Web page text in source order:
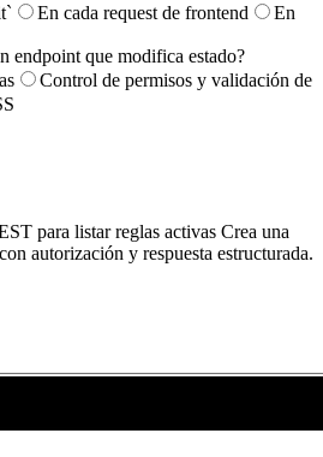
En cada request de frontend
En
endpoint que modifica estado?
Control de permisos y validación de
para listar reglas activas Crea una
autorización y respuesta estructurada.